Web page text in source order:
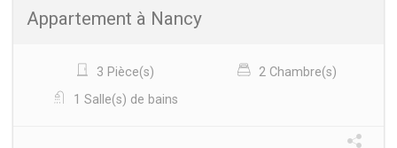
Appartement à Nancy
3 Pièce(s)
2 Chambre(s)
1 Salle(s) de bains